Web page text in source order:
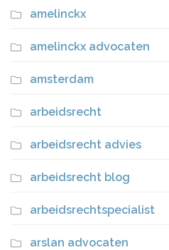
amelinckx
amelinckx advocaten
amsterdam
arbeidsrecht
arbeidsrecht advies
arbeidsrecht blog
arbeidsrechtspecialist
arslan advocaten